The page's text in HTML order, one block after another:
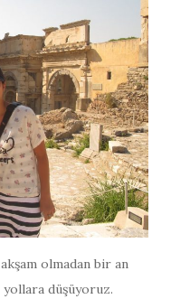
olmadan bir an
düşüyoruz.